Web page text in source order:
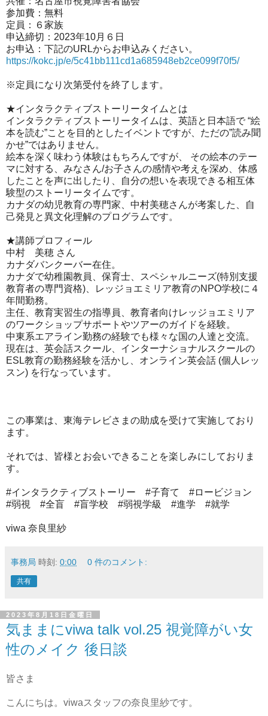
参加費：無料
定員：６家族
申込締切：2023年10月６日
お申込：下記のURLからお申込みください。
https://kokc.jp/e/5c41bb111cd1a685948eb2ce099f70f5/
※定員になり次第受付を終了します。
★インタラクティブストーリータイムとは
インタラクティブストーリータイムは、英語と日本語で “絵
本を読む”ことを目的としたイベントですが、ただの”読み聞
かせ”ではありません。
絵本を深く味わう体験はもちろんですが、 その絵本のテー
マに対する、みなさん/お子さんの感情や考えを深め、体感
したことを声に出したり、自分の想いを表現できる相互体
験型のストーリータイムです。
カナダの幼児教育の専門家、 中村美穂さんが考案した、自
己発見と異文化理解のプログラムです。
★講師プロフィール
中村 美穂 さん
カナダバンクーバー在住。
カナダで幼稚園教員、保育士、スペシャルニーズ(特別支援
教育者の専門資格)、レッジョエミリア教育のNPO学校に４
年間勤務。
主任、教育実習生の指導員、教育者向けレッジョエミリア
のワーク ショップサポートやツアーのガイドを経験。
中東系エアライン勤務の経験でも様々な国の人達と交流。
現在は、英会話スクール、インターナショナルスクールの
ESL教育の勤務経験を活かし、オンライン英会話 (個人レッ
スン) を行なっています。
この事業は、東海テレビさまの助成を受けて実施しており
ます。
それでは、皆様とお会いできることを楽しみにしておりま
す。
#インタラクティブストーリー #子育て #ロービジョン
#弱視 #全盲 #盲学校 #弱視学級 #進学 #就学
viwa 奈良里紗
事務局 時刻: 0:00 0 件のコメント:
共有
2023年8月18日金曜日
気ままにviwa talk vol.25 視覚障がい女
性のメイク 後日談
皆さま
こんにちは。viwaスタッフの奈良里紗です。